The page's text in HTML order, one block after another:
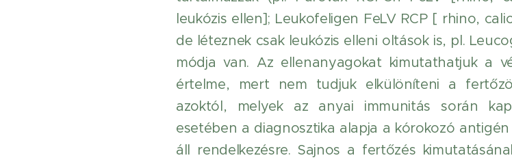
leukózis ellen]; Leukofeligen FeLV RCP [ rhino,
de léteznek csak leukózis elleni oltások is, pl.
módja van. Az ellenanyagokat kimutathatjuk a
értelme, mert nem tudjuk elkülöníteni a
azoktól, melyek az anyai immunitás során
esetében a diagnosztika alapja a kórokozó
áll rendelkezésre. Sajnos a fertőzés